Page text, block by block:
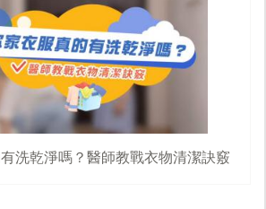
洗乾淨嗎？醫師教戰衣物清潔訣竅